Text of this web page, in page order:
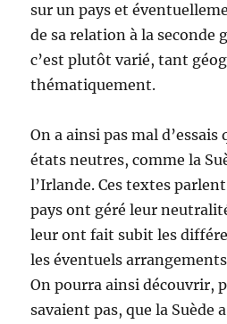
sur un pays et
de sa relation à la seconde
c’est plutôt varié, tant
thématiquement.
On a ainsi pas mal
états neutres, comme la
l’Irlande. Ces textes
pays ont géré leur
leur ont fait subit les
les éventuels
On pourra ainsi découvrir,
savaient pas, que la Suède